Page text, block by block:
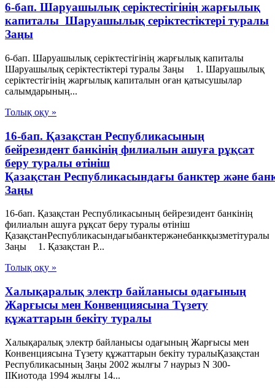
6-бап. Шаруашылық серiктестiгiнiң жарғылық
капиталы Шаруашылық серіктестіктері туралы
Заңы
6-бап. Шаруашылық серiктестiгiнiң жарғылық капиталы
Шаруашылық серіктестіктері туралы Заңы 1. Шаруашылық
серiктестiгiнiң жарғылық капиталын оған қатысушылар
салымдарының...
Толық оқу »
16-бап. Қазақстан Республикасының
бейрезидент банкінің филиалын ашуға рұқсат
беру туралы өтініш
Қазақстан Республикасындағы банктер және
Заңы
16-бап. Қазақстан Республикасының бейрезидент банкінің
филиалын ашуға рұқсат беру туралы өтініш
ҚазақстанРеспубликасындағыбанктержәнебанкқызметітуралы
Заңы 1. Қазақстан Р...
Толық оқу »
Халықаралық электр байланысы одағының
Жарғысы мен Конвенциясына Түзету
құжаттарын бекіту туралы
Халықаралық электр байланысы одағының Жарғысы мен
Конвенциясына Түзету құжаттарын бекіту туралыҚазақстан
Республикасының Заңы 2002 жылғы 7 наурыз N 300-
ІІКиотода 1994 жылғы 14...